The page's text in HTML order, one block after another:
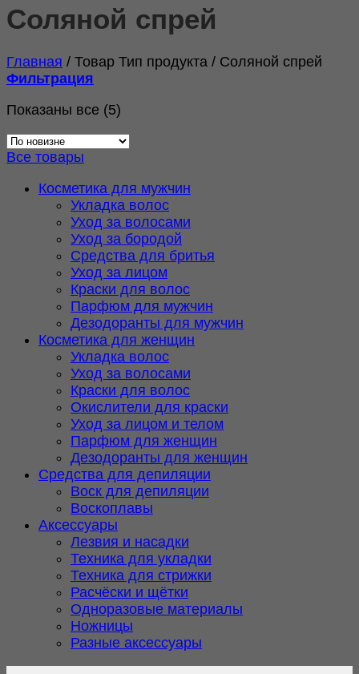
Соляной спрей
Главная / Товар Тип продукта / Соляной спрей
Фильтрация
Показаны все (5)
недавние
Все товары
Косметика для мужчин
Укладка волос
Уход за волосами
Уход за бородой
Средства для бритья
Уход за лицом
Краски для волос
Парфюм для мужчин
Дезодоранты для мужчин
Косметика для женщин
Укладка волос
Уход за волосами
Краски для волос
Окислители для краски
Уход за лицом и телом
Парфюм для женщин
Дезодоранты для женщин
Средства для депиляции
Воск для депиляции
Воскоплавы
Аксессуары
Лезвия и насадки
Техника для укладки
Техника для стрижки
Расчёски и щётки
Одноразовые материалы
Ножницы
Разные аксессуары